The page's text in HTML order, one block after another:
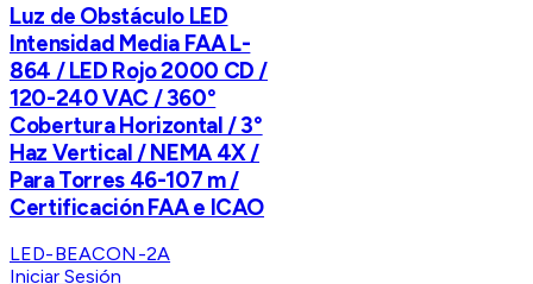
Luz de Obstáculo LED
Intensidad Media FAA L-
864 / LED Rojo 2000 CD /
120-240 VAC / 360°
Cobertura Horizontal / 3°
Haz Vertical / NEMA 4X /
Para Torres 46-107 m /
Certificación FAA e ICAO
LED-BEACON-2A
Iniciar Sesión